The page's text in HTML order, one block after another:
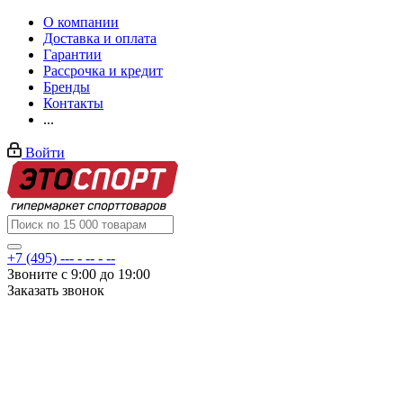
О компании
Доставка и оплата
Гарантии
Рассрочка и кредит
Бренды
Контакты
...
Войти
+7 (495) --- - -- - --
Звоните с 9:00 до 19:00
Заказать звонок